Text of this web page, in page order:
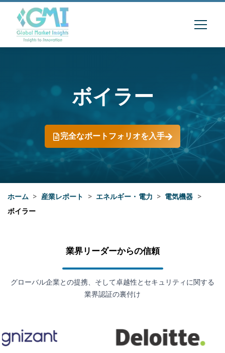
ボイラー
完全なポートフォリオを入手
ホーム > 産業レポート > エネルギー・電力 > 電気機器 >
ボイラー
業界リーダーからの信頼
グローバル企業との提携、そして卓越性とセキュリティに関する
業界認証の裏付け